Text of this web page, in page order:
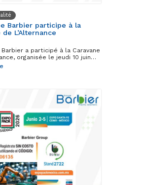
Barbier participe à la
de L’Alternance
Barbier a participé à la Caravane
organisée le jeudi 10 juin…